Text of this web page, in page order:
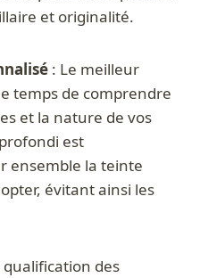
et originalité.
: Le meilleur
temps de comprendre
et la nature de vos
est
ensemble la teinte
évitant ainsi les
qualification des